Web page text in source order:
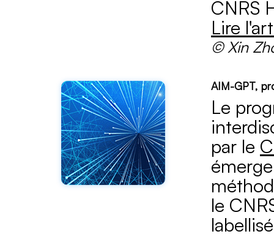
CNRS
Lire
© Xin
AIM-GPT,
Le
par le
le